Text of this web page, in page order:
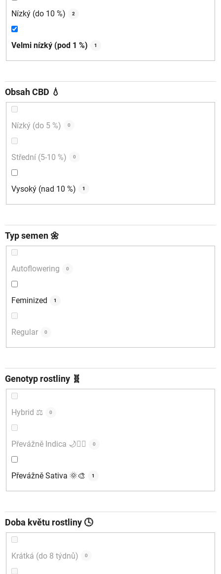
Nízký (do 10 %) 2
Velmi nízký (pod 1 %) 1
Obsah CBD 💧
Nízký (do 5 %) 0
Střední (5-10 %) 0
Vysoký (nad 10 %) 1
Typ semen 🌼
Autoflowering 0
Feminized 1
Regular 0
Genotyp rostliny 🧬
Hybrid ⚖️ 0
Převážně Indica 🌙🧘‍♂️ 0
Převážně Sativa 🌞🎨 1
Doba květu rostliny 🕓
Krátká (do 8 týdnů) 0